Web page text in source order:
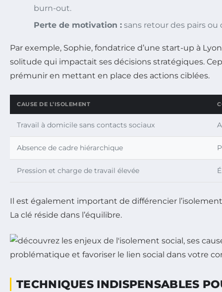
burn-out.
Perte de motivation : sans retour des pairs
Par exemple, Sophie, fondatrice d’une start-up à
solitude qui impactait ses décisions stratégiques.
prémunir en mettant en place des actions ciblées.
CAUSE DE L’ISOLEMENT
Travail à domicile sans contacts sociaux
Absence de cadre hiérarchique
Pression et charge de travail élevée
Il est également important de différencier
La clé réside dans l’équilibre.
TECHNIQUES INDISPENSABLES